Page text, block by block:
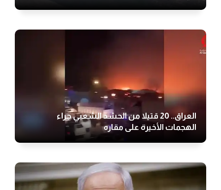
العراق.. 20 قتيلا من الحشد الشعبي جراء
الهجمات الأخيرة على مقاره